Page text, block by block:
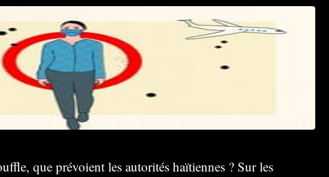
que prévoient les autorités haïtiennes ? Sur les